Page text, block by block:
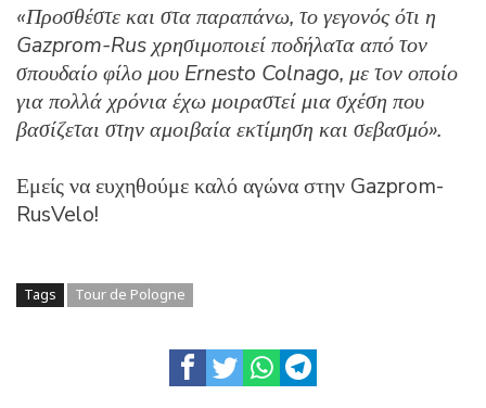
«Προσθέστε και στα παραπάνω, το γεγονός ότι η
Gazprom-Rus χρησιμοποιεί ποδήλατα από τον
σπουδαίο φίλο μου Ernesto Colnago, με τον οποίο
για πολλά χρόνια έχω μοιραστεί μια σχέση που
βασίζεται στην αμοιβαία εκτίμηση και σεβασμό».
Εμείς να ευχηθούμε καλό αγώνα στην Gazprom-
RusVelo!
Tags Tour de Pologne